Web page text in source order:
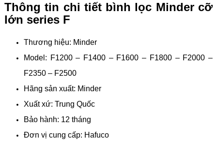
Thông tin chi tiết bình lọc Minder cỡ
lớn series F
Thương hiệu: Minder
Model: F1200 – F1400 – F1600 – F1800 – F2000 –
F2350 – F2500
Hãng sản xuất: Minder
Xuất xứ: Trung Quốc
Bảo hành: 12 tháng
Đơn vị cung cấp: Hafuco